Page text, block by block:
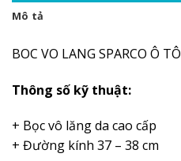
Mô tả
BOC VO LANG SPARCO Ô TÔ
Thông số kỹ thuật:
+ Bọc vô lăng da cao cấp
+ Đường kính 37 – 38 cm